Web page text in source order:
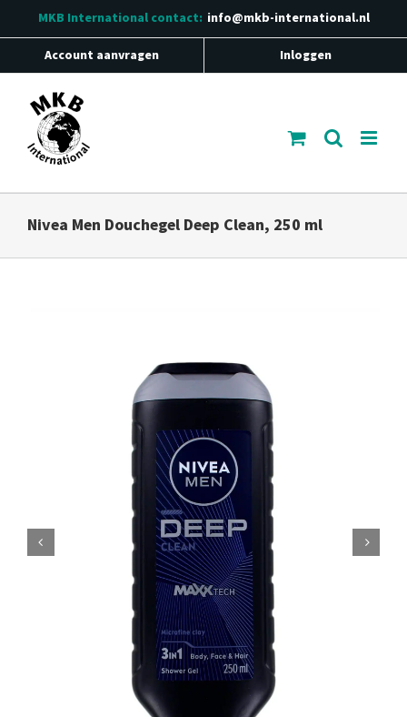
inhoud
MKB Internationalcontact: info@mkb-international.nl
Account aanvragen Inloggen
Nivea Men Douchegel Deep Clean, 250 ml